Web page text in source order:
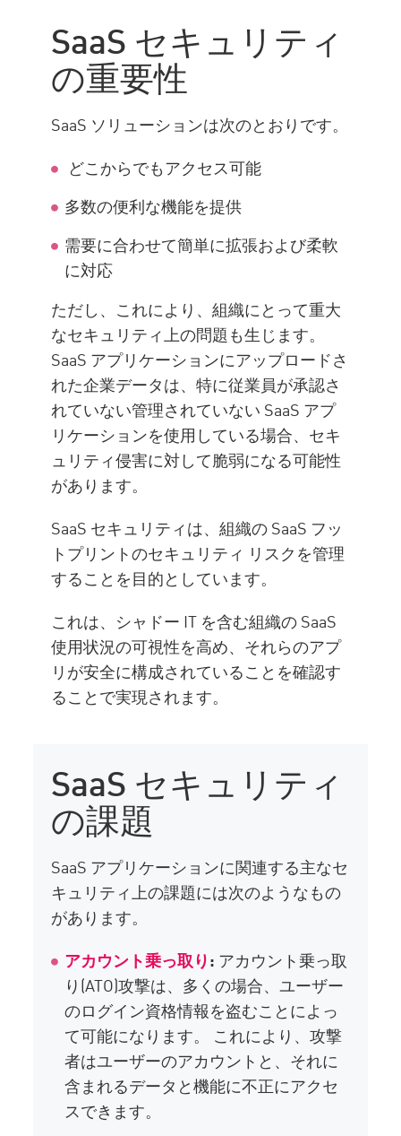
ベスト プラクティス
主な特長
SaaS Security Workspace
Security SaaS
SaaS セキュリティ
の重要性
SaaS ソリューションは次のとおりです。
どこからでもアクセス可能
多数の便利な機能を提供
需要に合わせて簡単に拡張および柔軟
に対応
ただし、これにより、組織にとって重大
なセキュリティ上の問題も生じます。
SaaS アプリケーションにアップロードさ
れた企業データは、特に従業員が承認さ
れていない管理されていない SaaS アプ
リケーションを使用している場合、セキ
ュリティ侵害に対して脆弱になる可能性
があります。
SaaS セキュリティは、組織の SaaS フッ
トプリントのセキュリティ リスクを管理
することを目的としています。
これは、シャドー IT を含む組織の SaaS
使用状況の可視性を高め、それらのアプ
リが安全に構成されていることを確認す
ることで実現されます。
SaaS セキュリティ
の課題
SaaS アプリケーションに関連する主なセ
キュリティ上の課題には次のようなもの
があります。
アカウント乗っ取り: アカウント乗っ取
り(ATO)攻撃は、多くの場合、ユーザー
のログイン資格情報を盗むことによっ
て可能になります。 これにより、攻撃
者はユーザーのアカウントと、それに
含まれるデータと機能に不正にアクセ
スできます。